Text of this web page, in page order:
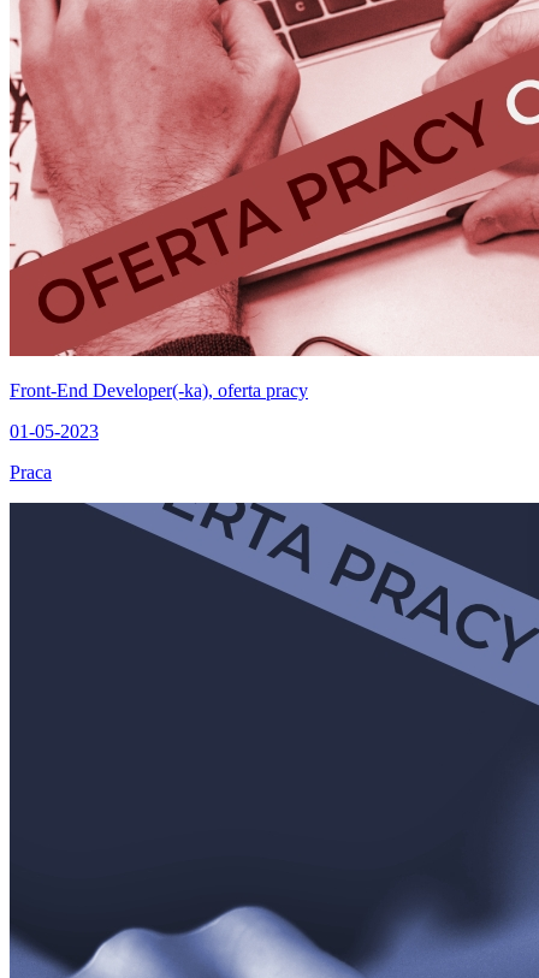
Front-End Developer(-ka), oferta pracy
01-05-2023
Praca